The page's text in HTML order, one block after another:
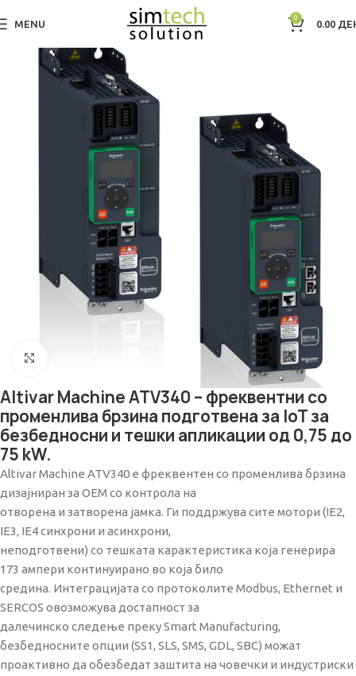
MENU
0
0.00
Дома Фреквентна регулациjа
Altivar Machine ATV340 – фреквентни со
променлива брзина подготвена за IoT за
безбедносни и тешки апликации од 0,75 до
75 kW.
Altivar Machine ATV340 е фреквентен со променлива брзина
дизајниран за OEM со контрола на
отворена и затворена јамка. Ги поддржува сите мотори (IE2,
IE3, IE4 синхрони и асинхрони,
неподготвени) со тешката карактеристика која генерира
173 ампери континуирано во која било
средина. Интеграцијата со протоколите Modbus, Ethernet и
SERCOS овозможува достапност за
далечинско следење преку Smart Manufacturing,
безбедносните опции (SS1, SLS, SMS, GDL, SBC) можат
проактивно да обезбедат заштита на човечки и индустриски